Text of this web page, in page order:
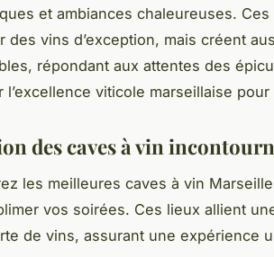
et ambiances chaleureuses.
des vins d’exception, mais créent
répondant aux attentes des
l’excellence viticole marseillaise
des caves à vin
les meilleures caves à vin
vos soirées. Ces lieux allient
de vins, assurant une expérience